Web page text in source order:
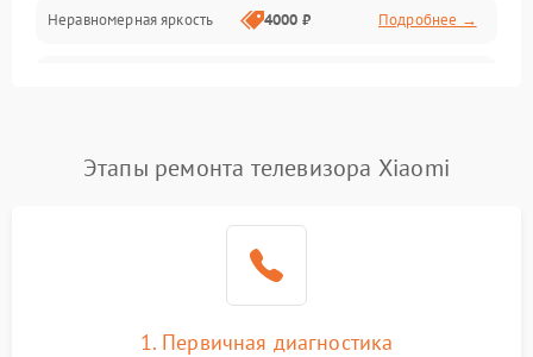
Программное обеспечение
Сеть и подключения
Неравномерная яркость 4000 ₽ Подробнее →
Этапы ремонта телевизора Xiaomi
1. Первичная диагностика